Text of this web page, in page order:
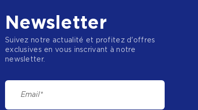
Newsletter
Suivez notre actualité et profitez d'offres
exclusives en vous inscrivant à notre
newsletter.